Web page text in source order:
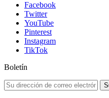
Facebook
Twitter
YouTube
Pinterest
Instagram
TikTok
Boletín